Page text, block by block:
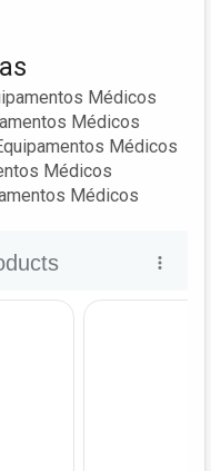
Médicos
Médicos
Médicos
Médicos
Médicos